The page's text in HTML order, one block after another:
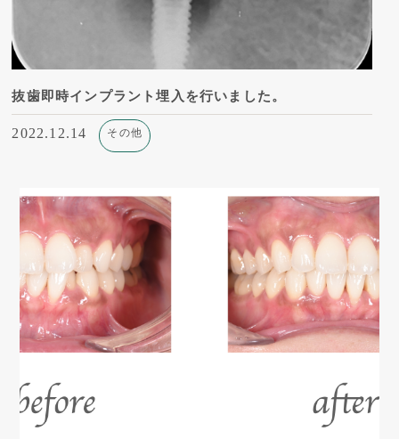
抜歯即時インプラント埋入を行いました。
2022.12.14 その他